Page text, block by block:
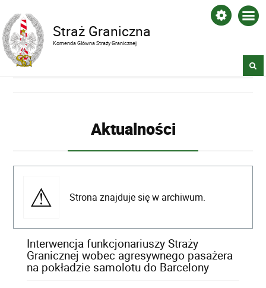
Straż Graniczna
Komenda Główna Straży Granicznej
Aktualności
Strona znajduje się w archiwum.
Interwencja funkcjonariuszy Straży
Granicznej wobec agresywnego pasażera
na pokładzie samolotu do Barcelony